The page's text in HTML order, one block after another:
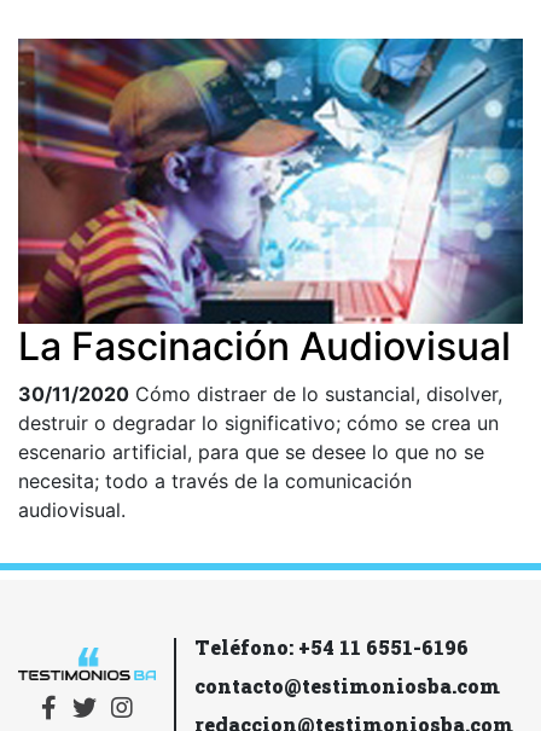
La Fascinación Audiovisual
30/11/2020 Cómo distraer de lo sustancial, disolver,
destruir o degradar lo significativo; cómo se crea un
escenario artificial, para que se desee lo que no se
necesita; todo a través de la comunicación
audiovisual.
Teléfono: +54 11 6551-6196
contacto@testimoniosba.com
redaccion@testimoniosba.com